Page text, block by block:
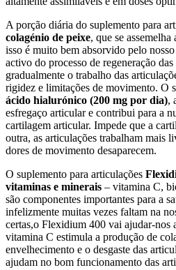
A porção diária do suplemento para
colagénio de peixe, que se
isso é muito bem absorvido pelo
activo do processo de regeneração
gradualmente o trabalho das
rigidez e limitações de movimento. O
ácido hialurónico (200 mg por dia),
esfregaço articular e contribui para a
cartilagem articular. Impede que a
outra, as articulações trabalham mais
dores de movimento desaparecem.
O suplemento para articulações
vitaminas e minerais – vitamina C,
são componentes importantes para a
infelizmente muitas vezes faltam na
certas,o Flexidium 400 vai ajudar-nos
vitamina C estimula a produção de
envelhecimento e o desgaste das
ajudam no bom funcionamento das